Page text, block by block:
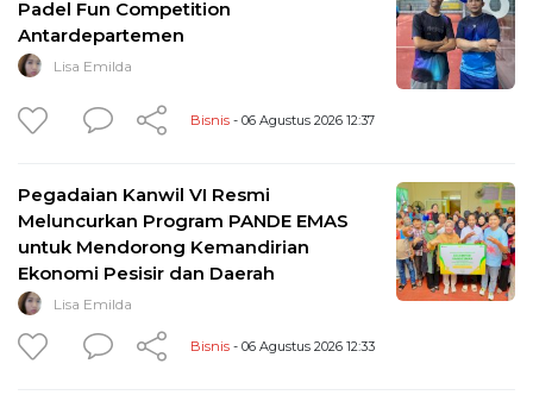
Padel Fun Competition
Antardepartemen
Lisa Emilda
Bisnis - 06 Agustus 2026 12:37
Pegadaian Kanwil VI Resmi
Meluncurkan Program PANDE EMAS
untuk Mendorong Kemandirian
Ekonomi Pesisir dan Daerah
Lisa Emilda
Bisnis - 06 Agustus 2026 12:33